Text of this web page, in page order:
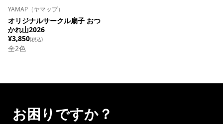
YAMAP（ヤマップ）
オリジナルサークル扇子 おつ
かれ山2026
¥3,850(税込)
全2色
お困りですか？